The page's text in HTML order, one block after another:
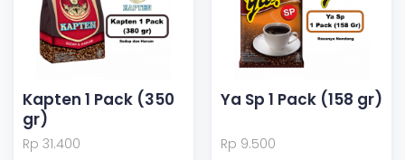
Kapten 1 Pack (350
gr)
Rp 31.400
Ya Sp 1 Pack (158 gr)
Rp 9.500